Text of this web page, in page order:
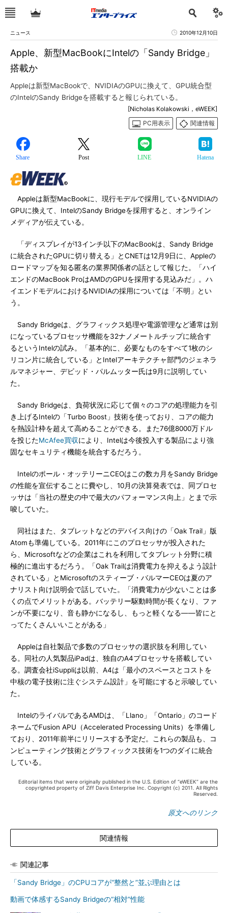
ニュース 2010年12月10日
Apple、新型MacBookにIntelの「Sandy Bridge」
搭載か
Appleは新型MacBookで、NVIDIAのGPUに換えて、GPU統合型
のIntelのSandy Bridgeを搭載すると報じられている。
[Nicholas Kolakowski，eWEEK]
PC用表示
関連情報
Share Post LINE Hatena
Appleは新型MacBookに、現行モデルで採用しているNVIDIAの
GPUに換えて、IntelのSandy Bridgeを採用すると、オンライン
メディアが伝えている。
「ディスプレイが13インチ以下のMacBookは、Sandy Bridge
に統合されたGPUに切り替える」とCNETは12月9日に、Appleの
ロードマップを知る匿名の業界関係者の話として報じた。「ハイ
エンドのMacBook ProはAMDのGPUを採用する見込みだ」。ハ
イエンドモデルにおけるNVIDIAの採用については「不明」とい
う。
Sandy Bridgeは、グラフィックス処理や電源管理など通常は別
になっているプロセッサ機能を32ナノメートルチップに統合す
るというIntelの試み。「基本的に、必要なものをすべて1枚のシ
リコン片に統合している」とIntelアーキテクチャ部門のジェネラ
ルマネジャー、デビッド・パルムッター氏は9月に説明してい
た。
Sandy Bridgeは、負荷状況に応じて個々のコアの処理能力を引
き上げるIntelの「Turbo Boost」技術を使っており、コアの能力
を熱設計枠を超えて高めることができる。また76億8000万ドル
を投じたMcAfee買収により、Intelは今後投入する製品により強
固なセキュリティ機能を統合するだろう。
Intelのポール・オッテリーニCEOはこの数カ月をSandy Bridge
の性能を宣伝することに費やし、10月の決算発表では、同プロセ
ッサは「当社の歴史の中で最大のパフォーマンス向上」とまで示
唆していた。
同社はまた、タブレットなどのデバイス向けの「Oak Trail」版
Atomも準備している。2011年にこのプロセッサが投入された
ら、Microsoftなどの企業はこれを利用してタブレット分野に積
極的に進出するだろう。「Oak Trailは消費電力を抑えるよう設計
されている」とMicrosoftのスティーブ・バルマーCEOは夏のア
ナリスト向け説明会で話していた。「消費電力が少ないことは多
くの点でメリットがある。バッテリー駆動時間が長くなり、ファ
ンが不要になり、音も静かになるし、もっと軽くなる――皆にと
ってたくさんいいことがある」
Appleは自社製品で多数のプロセッサの選択肢を利用してい
る。同社の人気製品iPadは、独自のA4プロセッサを搭載してい
る。調査会社iSuppliは以前、A4は「最小のスペースとコストを
中核の電子技術に注ぐシステム設計」を可能にすると示唆してい
た。
IntelのライバルであるAMDは、「Llano」「Ontario」のコード
ネームでFusion APU（Accelerated Processing Units）を準備し
ており、2011年前半にリリースする予定だ。これらの製品も、コ
ンピューティング技術とグラフィックス技術を1つのダイに統合
している。
Editorial items that were originally published in the U.S. Edition of “eWEEK” are the
copyrighted property of Ziff Davis Enterprise Inc. Copyright (c) 2011. All Rights
Reserved.
原文へのリンク
関連情報
関連記事
「Sandy Bridge」のCPUコアが“整然と”並ぶ理由とは
動画で体感するSandy Bridgeの“相対”性能